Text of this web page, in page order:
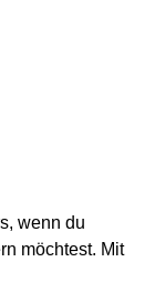
wenn du
möchtest. Mit